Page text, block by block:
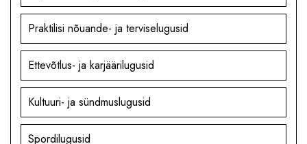
Praktilisi nõuande- ja terviselugusid
Ettevõtlus- ja karjäärilugusid
Kultuuri- ja sündmuslugusid
Spordilugusid